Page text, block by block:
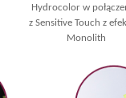
Hydrocolor w
z Sensitive Touch z
Monolith